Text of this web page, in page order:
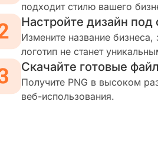
подходит стилю вашего
Настройте дизайн под
Измените название
логотип не станет
Скачайте готовые
Получите PNG в высоком
веб-использования.